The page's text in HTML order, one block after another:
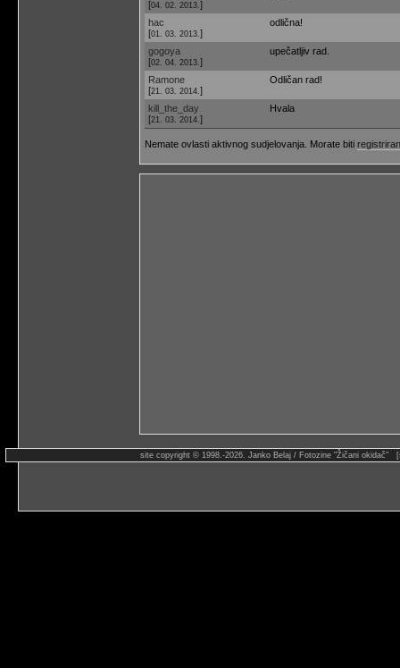
[04. 02. 2013. ]
hac
[01. 03. 2013. ]
odlična!
gogoya
[02. 04. 2013. ]
upečatljiv rad.
Ramone
[21. 03. 2014. ]
Odličan rad!
kill_the_day
[21. 03. 2014. ]
Hvala
Nemate ovlasti aktivnog sudjelovanja. Morate biti
site copyright © 1998.-2026. Janko Belaj / Fotozine "Žičani okidač"